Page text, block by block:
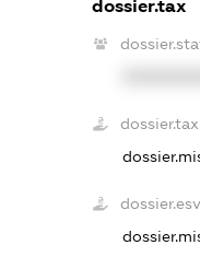
dossier.tax